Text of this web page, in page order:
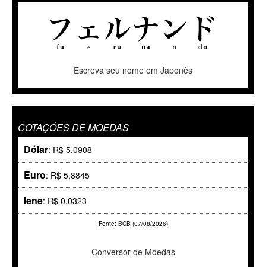
Escreva seu nome em Japonês
COTAÇÕES DE MOEDAS
Dólar: R$ 5,0908
Euro: R$ 5,8845
Iene: R$ 0,0323
Fonte: BCB (07/08/2026)
Conversor de Moedas